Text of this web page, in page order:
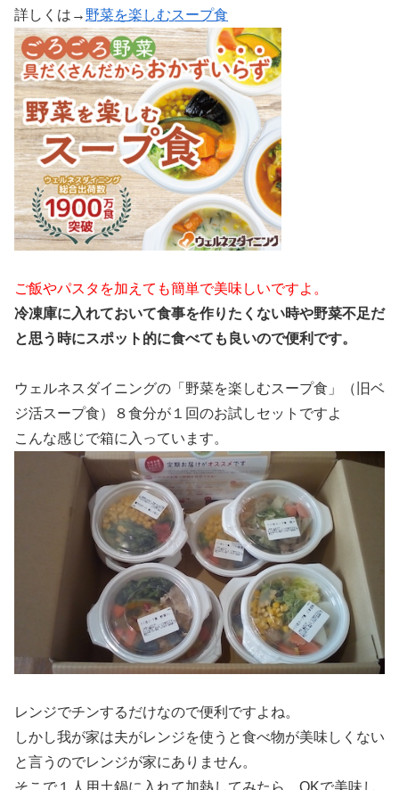
詳しくは→ 野菜を楽しむスープ食
ご飯やパスタを加えても簡単で美味しいですよ。
冷凍庫に入れておいて食事を作りたくない時や野菜不足だ
と思う時にスポット的に食べても良いので便利です。
ウェルネスダイニングの「野菜を楽しむスープ食」（旧ベ
ジ活スープ食）８食分が１回のお試しセットですよ
こんな感じで箱に入っています。
レンジでチンするだけなので便利ですよね。
しかし我が家は夫がレンジを使うと食べ物が美味しくない
と言うのでレンジが家にありません。
そこで１人用土鍋に入れて加熱してみたら、OKで美味し